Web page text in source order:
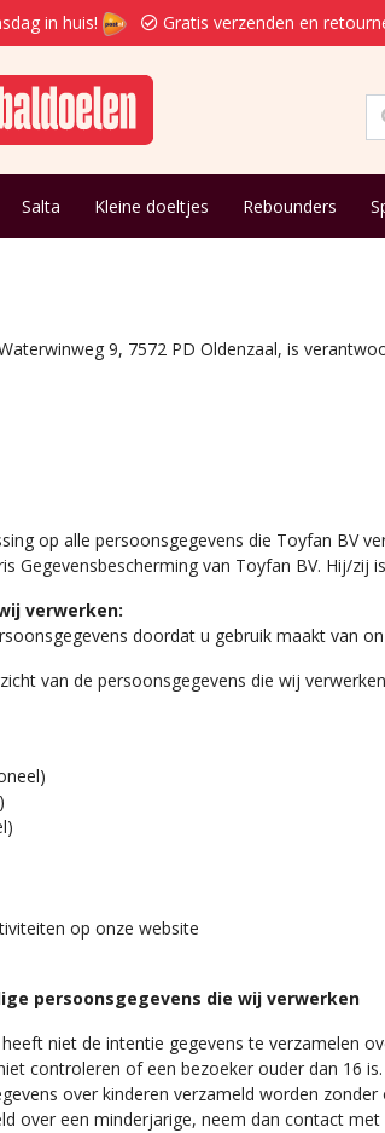
in huis! Gratis verzenden en
Salta Kleine doeltjes Rebounders
9, 7572 PD Oldenzaal, is
op alle persoonsgegevens die Toyfan BV
Gegevensbescherming van Toyfan BV. Hij/zij
verwerken:
doordat u gebruik maakt van
van de persoonsgegevens die wij
op onze website
persoonsgegevens die wij verwerken
niet de intentie gegevens te verzamelen
controleren of een bezoeker ouder dan 16
over kinderen verzameld worden
over een minderjarige, neem dan contact met